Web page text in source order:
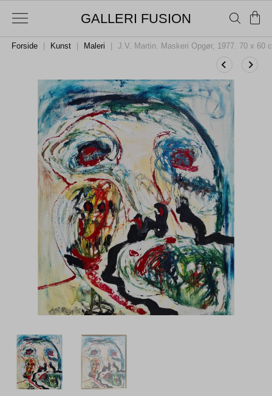
GALLERI FUSION
Forside Kunst Maleri J.V. Martin. Maskeri Opgør, 1977. 70 x 60